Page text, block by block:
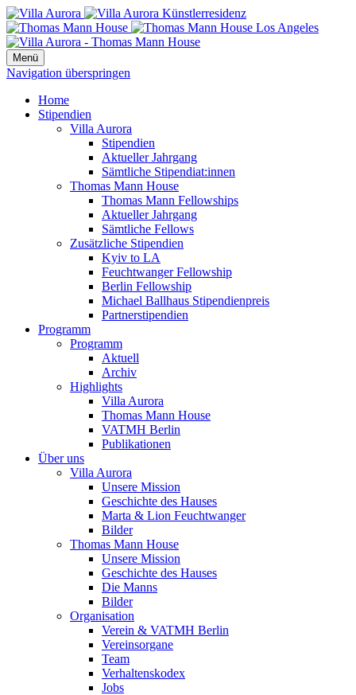
Menü
Navigation überspringen
Home
Stipendien
Villa Aurora
Stipendien
Aktueller Jahrgang
Sämtliche Stipendiat:innen
Thomas Mann House
Thomas Mann Fellowships
Aktueller Jahrgang
Sämtliche Fellows
Zusätzliche Stipendien
Kyiv to LA
Feuchtwanger Fellowship
Berlin Fellowship
Michael Ballhaus Stipendienpreis
Partnerstipendien
Programm
Programm
Aktuell
Archiv
Highlights
Villa Aurora
Thomas Mann House
VATMH Berlin
Publikationen
Über uns
Villa Aurora
Unsere Mission
Geschichte des Hauses
Marta & Lion Feuchtwanger
Bilder
Thomas Mann House
Unsere Mission
Geschichte des Hauses
Die Manns
Bilder
Organisation
Verein & VATMH Berlin
Vereinsorgane
Team
Verhaltenskodex
Jobs